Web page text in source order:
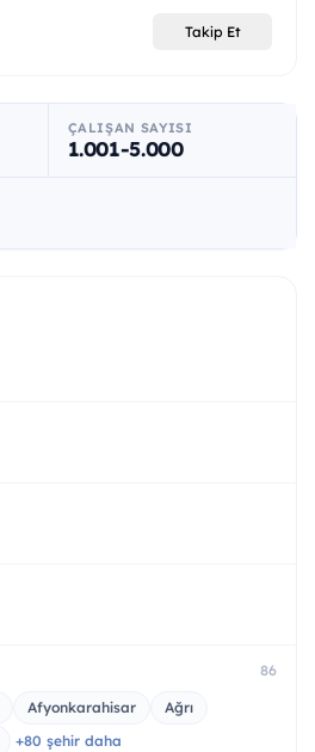
Takip Et
ÇALIŞAN SAYISI
1.001-5.000
86
Afyonkarahisar
Ağrı
+80 şehir daha